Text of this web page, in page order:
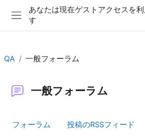
メインコンテンツへスキップする
サイドパネル
あなたは現在ゲストアクセスを
す
QA 一般フォーラム
一般フォーラム
フォーラム 投稿のRSSフィード